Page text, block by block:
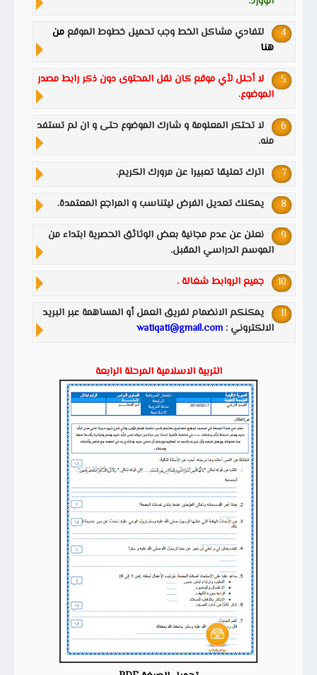
لتفادي مشاكل الخط وجب تحميل خطوط الموقعمن
هنا
لا أحلل لأي موقع كان نقل المحتوى دون ذكر رابط مصدر
الموضوع.
لا تحتكر المعلومة و شارك الموضوع حتى و ان لم تستفد
منه.
اترك تعليقا تعبيرا عن مرورك الكريم.
يمكنك تعديل الفرض ليتناسب و المراجع المعتمدة.
نعلن عن عدم مجانية بعض الوثائق الحصرية ابتداء من
الموسم الدراسي المقبل.
جميع الروابط شغالة .
يمكنكم الانضمام لفريق العمل أو المساهمة عبر البريد
الالكتروني :watiqati@gmail.com
التربية الاسلامية المرحلة الرابعة